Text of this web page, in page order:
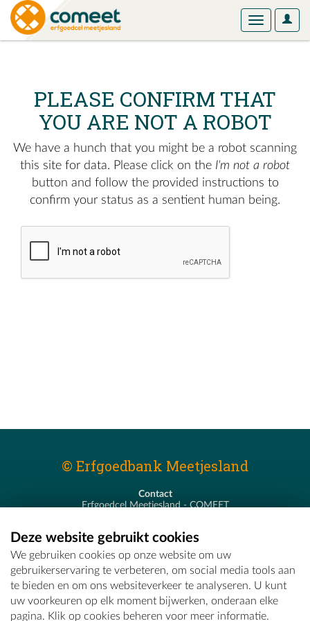
User
Toggle
PLEASE CONFIRM THAT
YOU ARE NOT A ROBOT
We have a hunch that you might be a robot scanning
this site for data. Please click on the I'm not a robot
button and follow the provided instructions to
confirm your status as a sentient human being.
© Erfgoedbank Meetjesland
Contact
Erfgoedcel Meetjesland - COMEET
T - 09 373 75 96
E -erfgoedcel@comeet.be
Deze website gebruikt cookies
We gebruiken cookies op onze website om uw
gebruikerservaring te verbeteren, om social media tools aan
te bieden en om ons websiteverkeer te analyseren. U kunt
uw voorkeuren op elk moment bijwerken, onderaan elke
pagina. Klik op cookies beheren voor meer informatie.